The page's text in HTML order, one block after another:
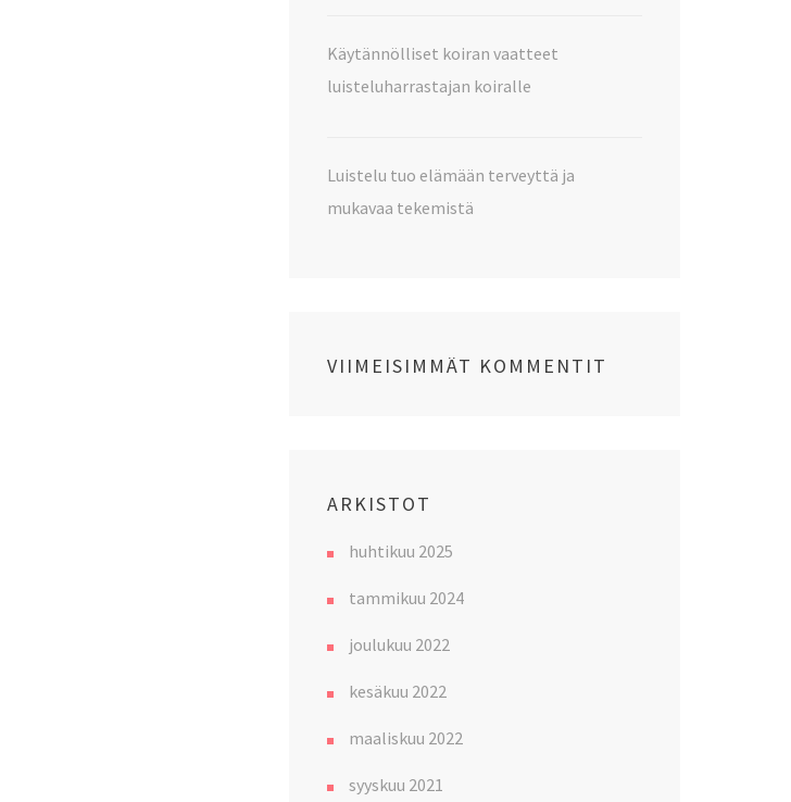
Käytännölliset koiran vaatteet
luisteluharrastajan koiralle
Luistelu tuo elämään terveyttä ja
mukavaa tekemistä
VIIMEISIMMÄT KOMMENTIT
ARKISTOT
huhtikuu 2025
tammikuu 2024
joulukuu 2022
kesäkuu 2022
maaliskuu 2022
syyskuu 2021